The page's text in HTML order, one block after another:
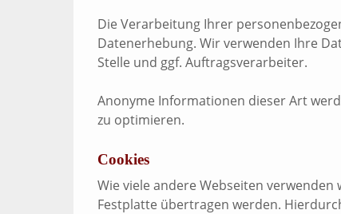
Die Verarbeitung Ihrer
Datenerhebung. Wir verwenden Ihre
Stelle und ggf. Auftragsverarbeiter.
Anonyme Informationen dieser Art
zu optimieren.
Cookies
Wie viele andere Webseiten verwenden
Festplatte übertragen werden.